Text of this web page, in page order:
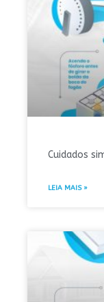
Cuidados
LEIA MAIS »